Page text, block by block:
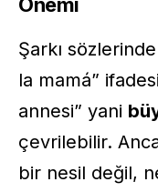
Önemi
Şarkı
la mamá”
annesi” yani
çevrilebilir.
bir nesil değil,